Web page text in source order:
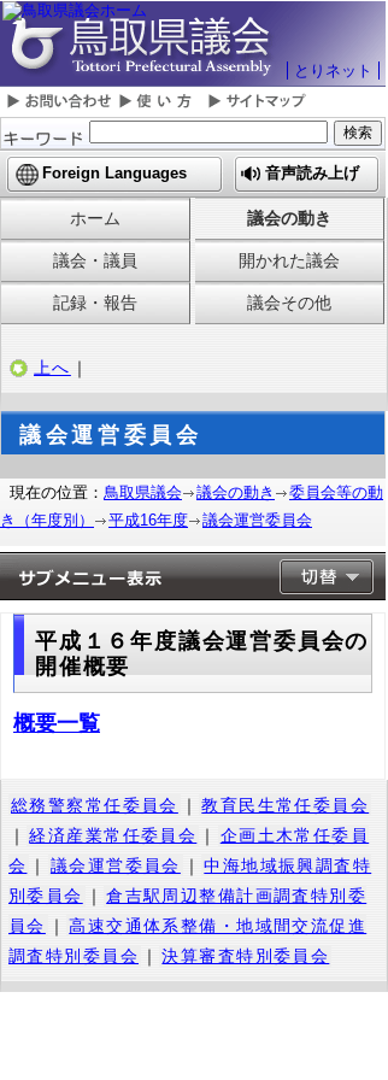
とりネット
Foreign Languages 音声読み上げ
ホーム 議会の動き
議会・議員 開かれた議会
記録・報告 議会その他
上へ ｜
議会運営委員会
現在の位置： 鳥取県議会 議会の動き
委員会等の動
き（年度別）
平成16年度 議会運営委員会
平成１６年度議会運営委員会の
開催概要
概要一覧
総務警察常任委員会 ｜ 教育民生常任委員会
｜ 経済産業常任委員会 ｜
企画土木常任委員
会 ｜ 議会運営委員会 ｜ 中海地域振興調査特
別委員会
｜ 倉吉駅周辺整備計画調査特別委
員会
｜ 高速交通体系整備・地域間交流促進
調査特別委員会 ｜ 決算審査特別委員会